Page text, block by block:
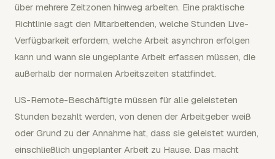
über mehrere Zeitzonen hinweg arbeiten. Eine praktische
Richtlinie sagt den Mitarbeitenden, welche Stunden Live-
Verfügbarkeit erfordern, welche Arbeit asynchron erfolgen
kann und wann sie ungeplante Arbeit erfassen müssen, die
außerhalb der normalen Arbeitszeiten stattfindet.
US-Remote-Beschäftigte müssen für alle geleisteten
Stunden bezahlt werden, von denen der Arbeitgeber weiß
oder Grund zu der Annahme hat, dass sie geleistet wurden,
einschließlich ungeplanter Arbeit zu Hause. Das macht